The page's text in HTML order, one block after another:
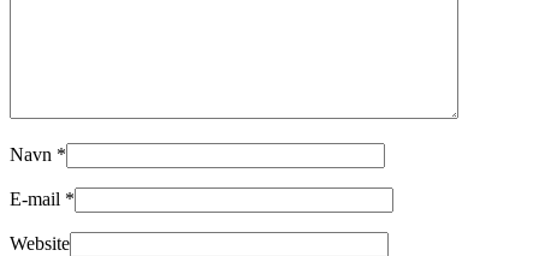
Navn *
E-mail *
Website